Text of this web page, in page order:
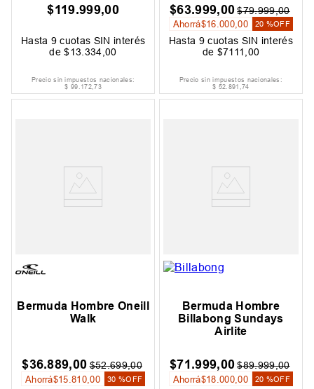
$119.999,00
Hasta 9 cuotas SIN interés
de$13 334 ,00
Precio sin impuestos nacionales:
$ 99.172,73
$63.999,00 $79.999,00
Ahorrá$16 000,00 20 %OFF
Hasta 9cuotas SIN interés
de $7111 00
Precio sin impuestos nacionales:
$ 52.891,74
Bermuda Hombre Oneill
Walk
$36.889,00 $52.699,00
Ahorrá$15 .810 ,00 30 %OFF
Bermuda Hombre
Billabong Sundays
Airlite
$71.999,00 $89.999,00
Ahorrá$18 000,00 20 %OFF